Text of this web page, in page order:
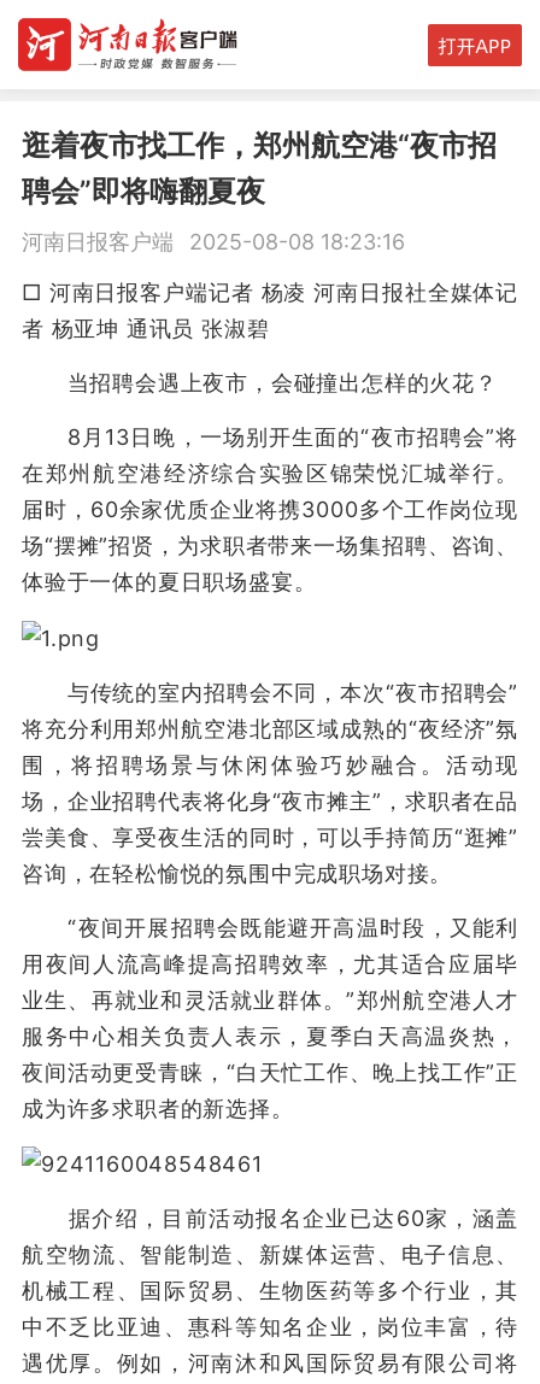
逛着夜市找工作，郑州航空港“夜市招
聘会”即将嗨翻夏夜
河南日报客户端
2025-08-08 18:23:16
□ 河南日报客户端记者 杨凌 河南日报社全媒体记
者 杨亚坤 通讯员 张淑碧
当招聘会遇上夜市，会碰撞出怎样的火花？
8月13日晚，一场别开生面的“夜市招聘会”将
在郑州航空港经济综合实验区锦荣悦汇城举行。
届时，60余家优质企业将携3000多个工作岗位现
场“摆摊”招贤，为求职者带来一场集招聘、咨询、
体验于一体的夏日职场盛宴。
与传统的室内招聘会不同，本次“夜市招聘会”
将充分利用郑州航空港北部区域成熟的“夜经济”氛
围，将招聘场景与休闲体验巧妙融合。活动现
场，企业招聘代表将化身“夜市摊主”，求职者在品
尝美食、享受夜生活的同时，可以手持简历“逛摊”
咨询，在轻松愉悦的氛围中完成职场对接。
“夜间开展招聘会既能避开高温时段，又能利
用夜间人流高峰提高招聘效率，尤其适合应届毕
业生、再就业和灵活就业群体。”郑州航空港人才
服务中心相关负责人表示， 夏季白天高温炎热，
夜间活动更受青睐，“白天忙工作、晚上找工作”正
成为许多求职者的新选择。
据介绍，目前活动报名企业已达60家，涵盖
航空物流、智能制造、新媒体运营、电子信息、
机械工程、国际贸易、生物医药等多个行业，其
中不乏比亚迪、惠科等知名企业，岗位丰富，待
遇优厚。例如，河南沐和风国际贸易有限公司将